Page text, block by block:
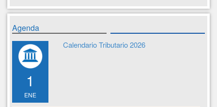
Agenda
1
ENE
Calendario Tributario 2026